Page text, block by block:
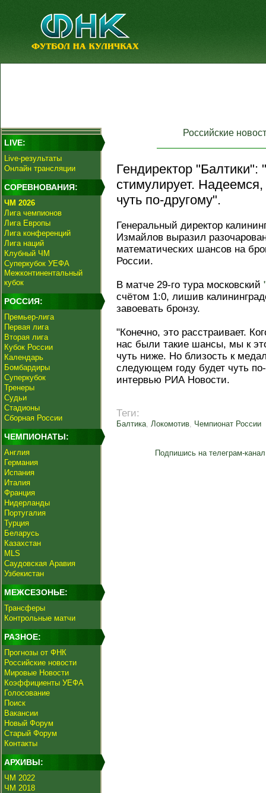
LIVE:
Live-результаты
Онлайн трансляции
СОРЕВНОВАНИЯ:
ЧМ 2026
Лига чемпионов
Лига Европы
Лига конференций
Лига наций
Клубный ЧМ
Суперкубок УЕФА
Межконтинентальный
кубок
РОССИЯ:
Премьер-лига
Первая лига
Вторая лига
Кубок России
Календарь
Бомбардиры
Суперкубок
Тренеры
Судьи
Стадионы
Сборная России
ЧЕМПИОНАТЫ:
Англия
Германия
Испания
Италия
Франция
Нидерланды
Португалия
Турция
Беларусь
Казахстан
MLS
Саудовская Аравия
Узбекистан
МЕЖСЕЗОНЬЕ:
Трансферы
Контрольные матчи
РАЗНОЕ:
Прогнозы от ФНК
Российские новости
Мировые Новости
Коэффициенты УЕФА
Голосование
Поиск
Вакансии
Новый Форум
Старый Форум
Контакты
АРХИВЫ:
ЧМ 2022
ЧМ 2018
Российские
Гендиректор
стимулирует.
чуть по-другому".
Генеральный директор
Измайлов выразил
математических шансов на
России.
В матче 29-го тура московский
счётом 1:0, лишив
завоевать бронзу.
"Конечно, это расстраивает.
нас были такие шансы, мы к
чуть ниже. Но близость к
следующем году будет чуть
интервью РИА Новости.
Теги:
Балтика, Локомотив, Чемпионат России
Подпишись на телеграм-